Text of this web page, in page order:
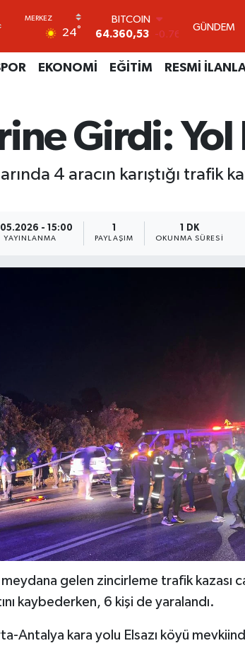
24°
DOLAR
47,7143
0.16
55,0317
-0.02
6574.81
1.44
BİST100
13.887 64
BITCOIN
64.360,53
-0.76
GÜNDEM
EKONOMİ EĞİTİM RESMİ
Girdi:
4 aracın karıştığı trafik
- 15:00
YAYINLANMA PAYLAŞIM
1 DK
OKUNMA SÜRESI
meydana gelen zincirleme trafik kazası
kaybederken, 6 kişi de yaralandı.
Antalya kara yolu Elsazı köyü